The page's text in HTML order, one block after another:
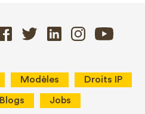
Modèles Droits IP
Blogs Jobs